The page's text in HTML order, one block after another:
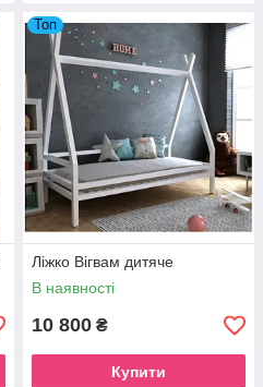
Топ
Ліжко Вігвам дитяче
В наявності
10 800 ₴
Купити